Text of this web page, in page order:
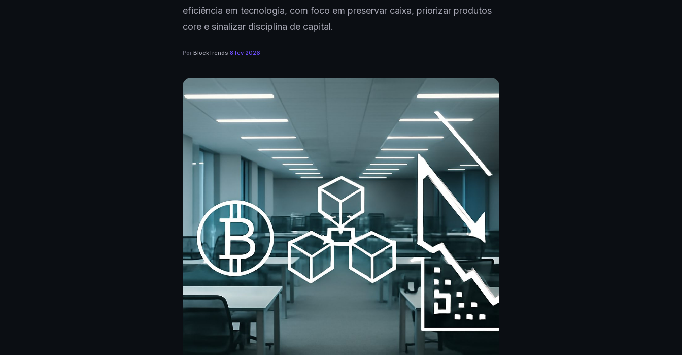
eficiência em tecnologia, com foco em preservar caixa, priorizar produtos
core e sinalizar disciplina de capital.
Por BlockTrends·8 fev 2026